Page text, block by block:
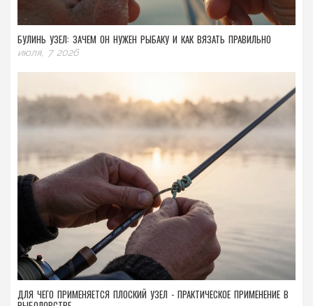
БУЛИНЬ УЗЕЛ: ЗАЧЕМ ОН НУЖЕН РЫБАКУ И КАК ВЯЗАТЬ ПРАВИЛЬНО
июля, 7 2026
ДЛЯ ЧЕГО ПРИМЕНЯЕТСЯ ПЛОСКИЙ УЗЕЛ - ПРАКТИЧЕСКОЕ ПРИМЕНЕНИЕ В